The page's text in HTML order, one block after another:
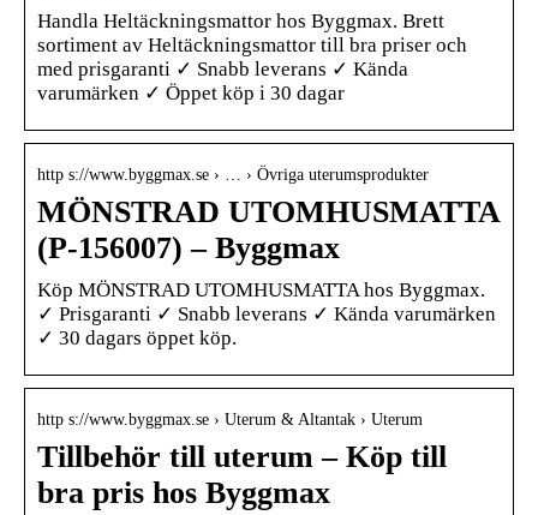
Handla Heltäckningsmattor hos Byggmax. Brett
sortiment av Heltäckningsmattor till bra priser och
med prisgaranti ✓ Snabb leverans ✓ Kända
varumärken ✓ Öppet köp i 30 dagar
http s://www.byggmax.se › … › Övriga uterumsprodukter
MÖNSTRAD UTOMHUSMATTA
(P-156007) – Byggmax
Köp MÖNSTRAD UTOMHUSMATTA hos Byggmax.
✓ Prisgaranti ✓ Snabb leverans ✓ Kända varumärken
✓ 30 dagars öppet köp.
http s://www.byggmax.se › Uterum & Altantak › Uterum
Tillbehör till uterum – Köp till
bra pris hos Byggmax